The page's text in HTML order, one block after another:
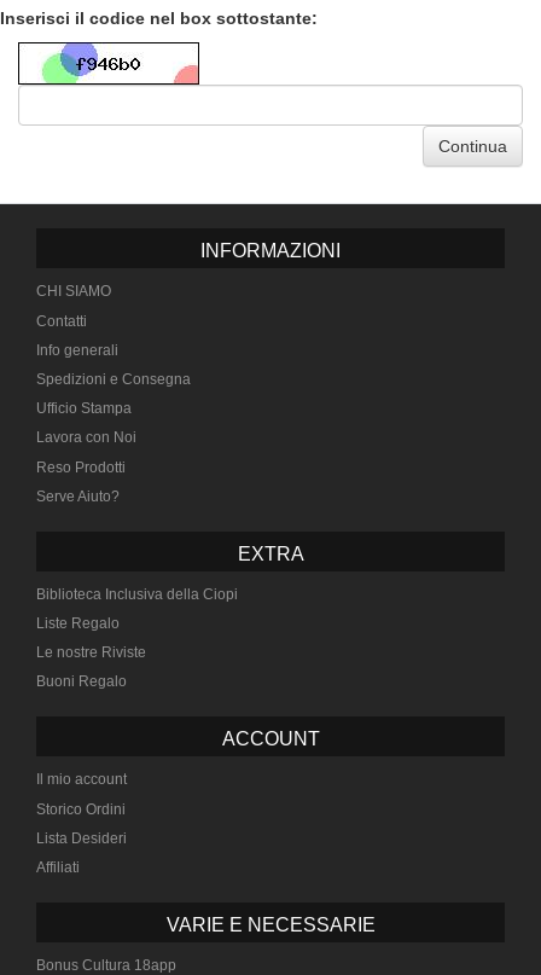
Inserisci il codice nel box sottostante:
Continua
INFORMAZIONI
CHI SIAMO
Contatti
Info generali
Spedizioni e Consegna
Ufficio Stampa
Lavora con Noi
Reso Prodotti
Serve Aiuto?
EXTRA
Biblioteca Inclusiva della Ciopi
Liste Regalo
Le nostre Riviste
Buoni Regalo
ACCOUNT
Il mio account
Storico Ordini
Lista Desideri
Affiliati
VARIE E NECESSARIE
Bonus Cultura 18app